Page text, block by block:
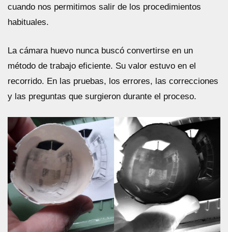
cuando nos permitimos salir de los procedimientos
habituales.
La cámara huevo nunca buscó convertirse en un
método de trabajo eficiente. Su valor estuvo en el
recorrido. En las pruebas, los errores, las correcciones
y las preguntas que surgieron durante el proceso.